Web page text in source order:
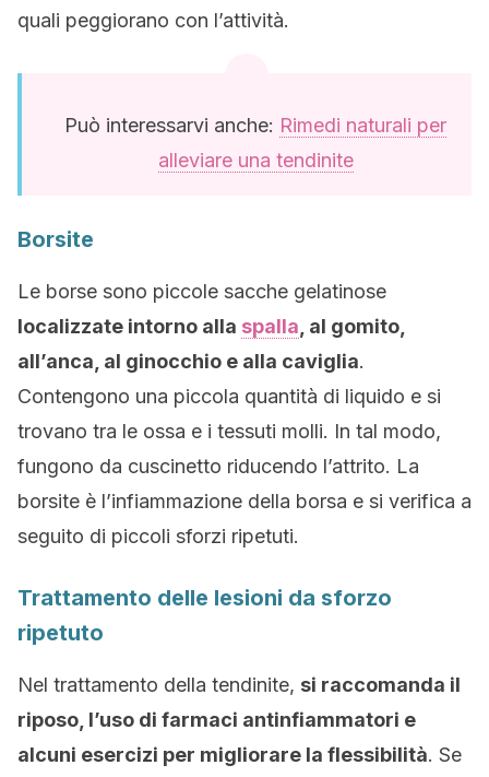
quali peggiorano con l’attività.
Può interessarvi anche: Rimedi naturali per
alleviare una tendinite
Borsite
Le borse sono piccole sacche gelatinose
localizzate intorno alla spalla , al gomito,
all’anca, al ginocchio e alla caviglia.
Contengono una piccola quantità di liquido e si
trovano tra le ossa e i tessuti molli. In tal modo,
fungono da cuscinetto riducendo l’attrito. La
borsite è l’infiammazione della borsa e si verifica a
seguito di piccoli sforzi ripetuti.
Trattamento delle lesioni da sforzo
ripetuto
Nel trattamento della tendinite, si raccomanda il
riposo, l’uso di farmaci antinfiammatori e
alcuni esercizi per migliorare la flessibilità. Se